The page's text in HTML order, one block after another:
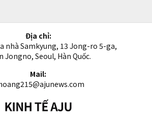
Địa chỉ:
nhà Samkyung, 13 Jong-ro 5-ga,
Jongno, Seoul, Hàn Quốc.
Mail:
Kinh
tế